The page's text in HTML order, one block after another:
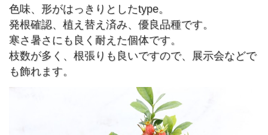
色味、形がはっきりとしたtype。
発根確認、植え替え済み、優良品種です。
寒さ暑さにも良く耐えた個体です。
枝数が多く、根張りも良いですので、展示会などで
も飾れます。